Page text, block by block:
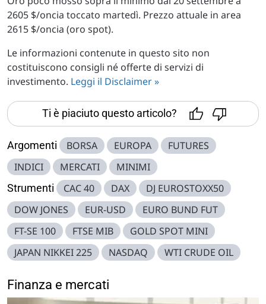
2605 $/oncia toccato martedì. Prezzo attuale in area
2615 $/oncia (oro spot).
Le informazioni contenute in questo sito non
costituiscono consigli né offerte di servizi di
investimento. Leggi il Disclaimer »
Ti è piaciuto questo articolo?
Argomenti BORSA EUROPA
FUTURES
INDICI
MERCATI MINIMI
Strumenti CAC 40 DAX
DJ EUROSTOXX50
DOW JONES
EUR-USD
EURO BUND FUT
FT-SE 100
FTSE MIB
GOLD SPOT MINI
JAPAN NIKKEI 225
NASDAQ WTI CRUDE OIL
Finanza e mercati